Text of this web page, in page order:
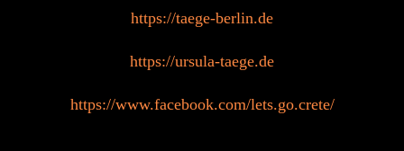
https://taege-berlin.de
https://ursula-taege.de
https://www.facebook.com/lets.go.crete/